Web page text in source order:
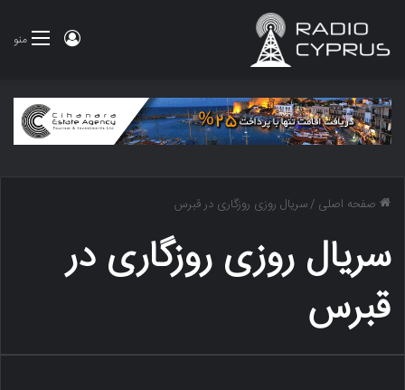
منو ورود
صفحه اصلی /سریال روزی روزگاری در قبرس
سریال روزی روزگاری در
قبرس